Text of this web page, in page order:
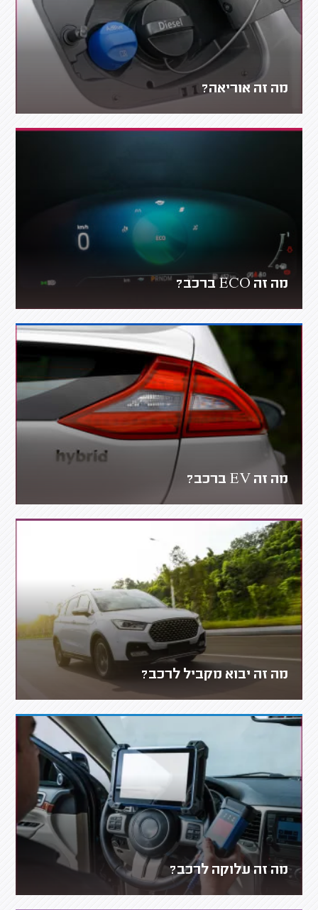
מה זה אוריאה?
מה זה ECO ברכב?
מה זה EV ברכב?
מה זה יבוא מקביל לרכב?
מה זה עלוקה לרכב?